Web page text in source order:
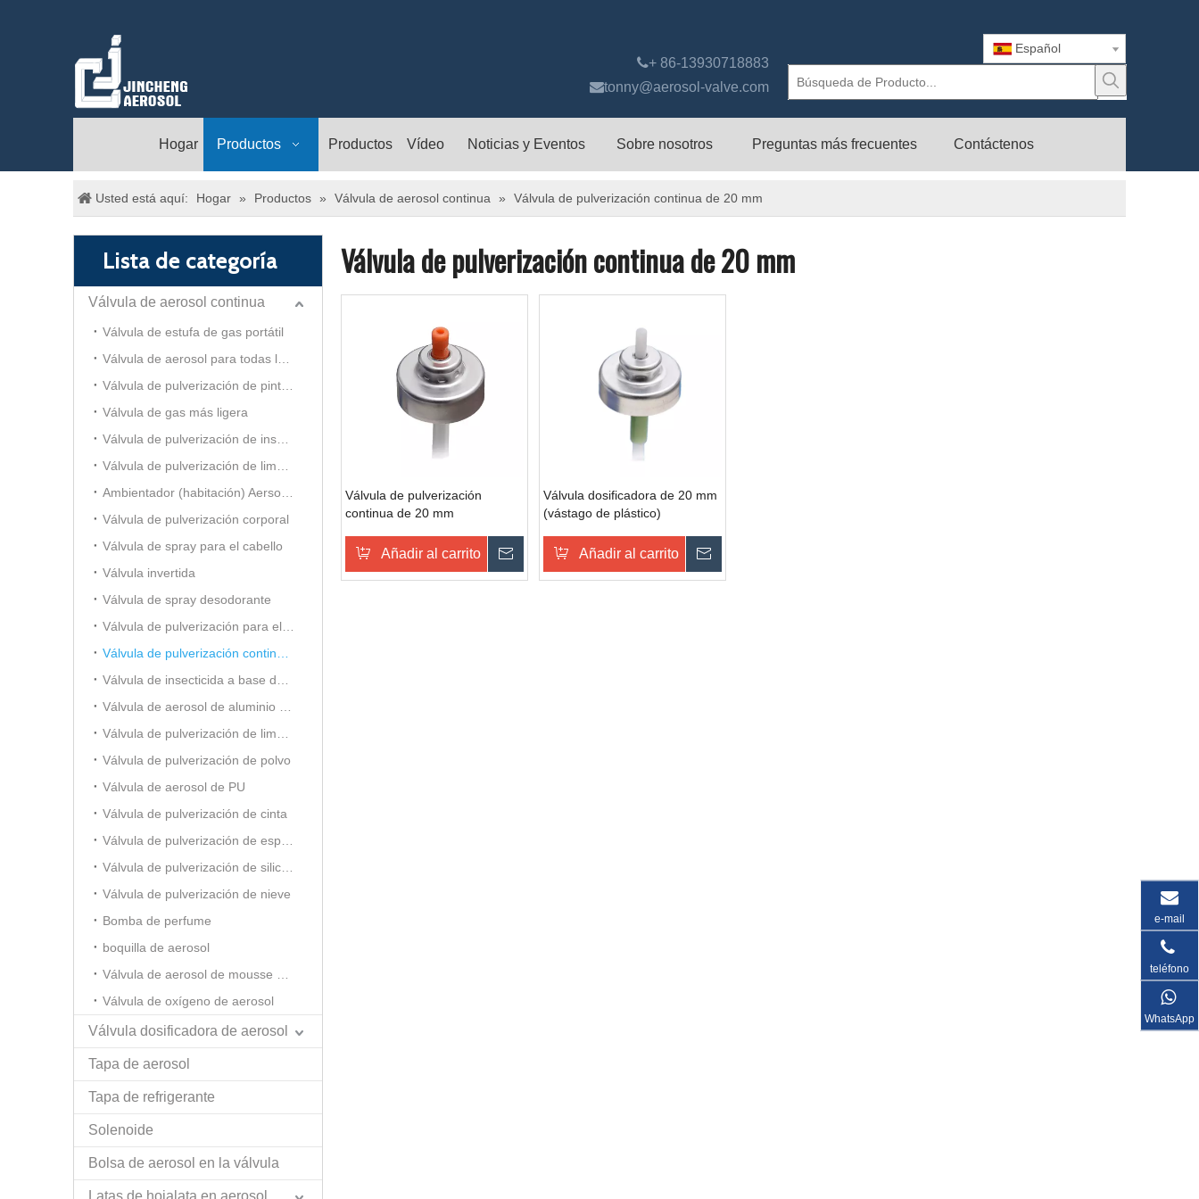
+ 86-13930718883
tonny@aerosol-valve.com
Español
Hogar Productos Productos Vídeo Noticias y Eventos Sobre nosotros Preguntas más frecuentes Contáctenos
Usted está aquí: Hogar » Productos » Válvula de aerosol continua » Válvula de pulverización continua de 20 mm
Lista de categoría
Válvula de aerosol continua
Válvula de estufa de gas portátil
Válvula de gas más ligera
Válvula de pulverización corporal
Válvula de spray para el cabello
Válvula invertida
Válvula de spray desodorante
Válvula de pulverización de polvo
Válvula de aerosol de PU
Válvula de pulverización de cinta
Válvula de pulverización de nieve
Bomba de perfume
boquilla de aerosol
Válvula de oxígeno de aerosol
Válvula dosificadora de aerosol
Tapa de aerosol
Tapa de refrigerante
Solenoide
Bolsa de aerosol en la válvula
Latas de hojalata en aerosol
Válvula de pulverización continua de 20 mm
Válvula de pulverización
continua de 20 mm
Añadir al carrito Preguntar
Válvula dosificadora de 20 mm
(vástago de plástico)
Añadir al carrito
e-mail
teléfono
WhatsApp